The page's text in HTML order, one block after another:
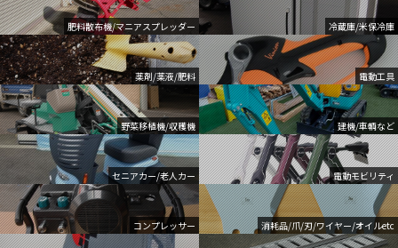
肥料散布機/マニアスプレッダー 冷蔵庫/米保冷庫
薬剤/薬液/肥料 電動工具
野菜移植機/収穫機 建機/車輌など
セニアカー/老人カー 電動モビリティ
コンプレッサー 消耗品/爪/刃/ワイヤー/オイルetc